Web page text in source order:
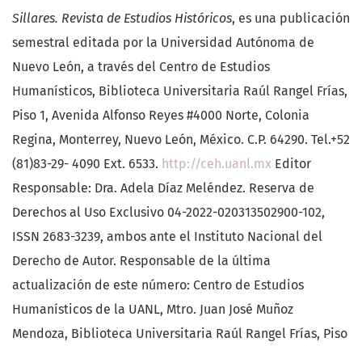
Sillares. Revista de Estudios Históricos, es una publicación
semestral editada por la Universidad Autónoma de
Nuevo León, a través del Centro de Estudios
Humanísticos, Biblioteca Universitaria Raúl Rangel Frías,
Piso 1, Avenida Alfonso Reyes #4000 Norte, Colonia
Regina, Monterrey, Nuevo León, México. C.P. 64290. Tel.+52
(81)83-29- 4090 Ext. 6533. http://ceh.uanl.mx Editor
Responsable: Dra. Adela Díaz Meléndez. Reserva de
Derechos al Uso Exclusivo 04-2022-020313502900-102,
ISSN 2683-3239, ambos ante el Instituto Nacional del
Derecho de Autor. Responsable de la última
actualización de este número: Centro de Estudios
Humanísticos de la UANL, Mtro. Juan José Muñoz
Mendoza, Biblioteca Universitaria Raúl Rangel Frías, Piso